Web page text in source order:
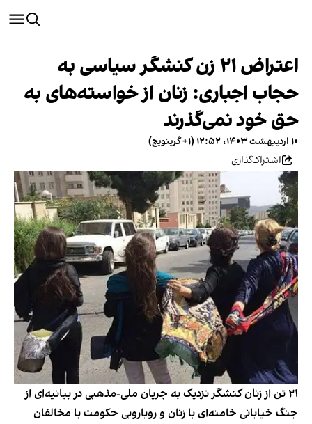
اعتراض ۲۱ زن کنشگر سیاسی به
حجاب اجباری: زنان از خواسته‌های به
حق خود نمی‌گذرند
۱۰ اردیبهشت ۱۴۰۳، ۱۲:۵۲ (‎+۱ گرینویچ)
اشتراک‌گذاری
۲۱ تن از زنان کنشگر نزدیک به جریان ملی-مذهبی در بیانیه‌ای از
جنگ خیابانی خامنه‌ای با زنان و رویارویی حکومت با مخالفان